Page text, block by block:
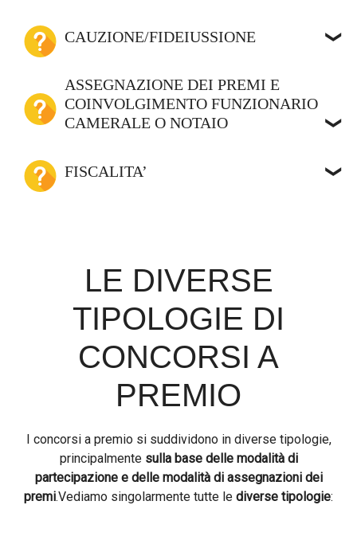
CAUZIONE/FIDEIUSSIONE
ASSEGNAZIONE DEI PREMI E
COINVOLGIMENTO FUNZIONARIO
CAMERALE O NOTAIO
FISCALITA’
LE DIVERSE
TIPOLOGIE DI
CONCORSI A
PREMIO
I concorsi a premio si suddividono in diverse tipologie,
principalmente sulla base delle modalità di
partecipazione e delle modalità di assegnazioni dei
premi.Vediamo singolarmente tutte le diverse tipologie: